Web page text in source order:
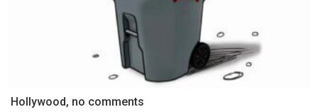
Hollywood, no comments